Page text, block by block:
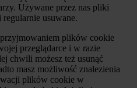
Używane przez nas pliki
usuwane.
plików cookie
przeglądarce i w razie
chwili możesz też usunąć
masz możliwość znalezienia
plików cookie w